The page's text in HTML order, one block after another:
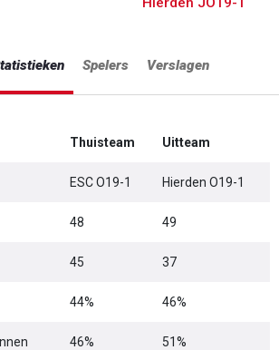
Spelers Verslagen
Thuisteam Uitteam
ESC O19-1 Hierden O19-1
48 49
45 37
44% 46%
46% 51%